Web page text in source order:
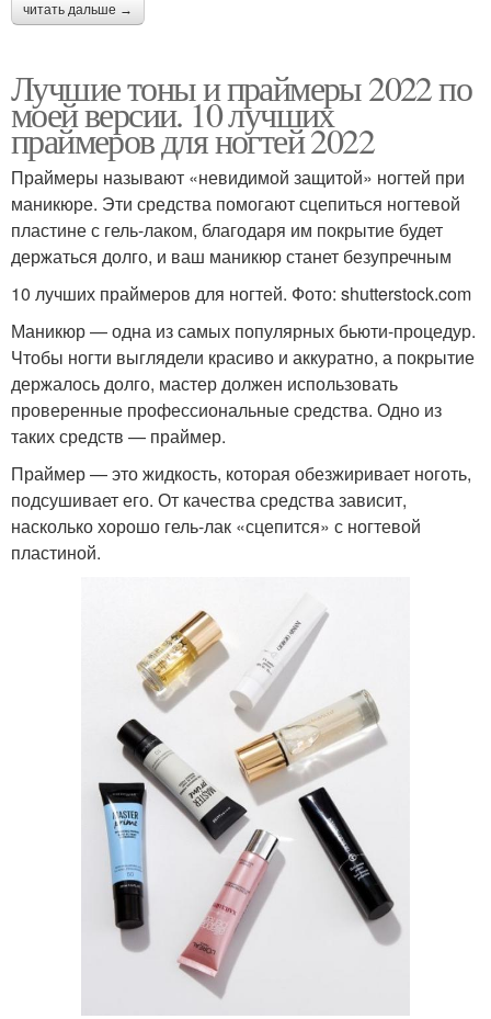
читать дальше →
Лучшие тоны и праймеры 2022 по
моей версии. 10 лучших
праймеров для ногтей 2022
Праймеры называют «невидимой защитой» ногтей при
маникюре. Эти средства помогают сцепиться ногтевой
пластине с гель-лаком, благодаря им покрытие будет
держаться долго, и ваш маникюр станет безупречным
10 лучших праймеров для ногтей. Фото: shutterstock.com
Маникюр — одна из самых популярных бьюти-процедур.
Чтобы ногти выглядели красиво и аккуратно, а покрытие
держалось долго, мастер должен использовать
проверенные профессиональные средства. Одно из
таких средств — праймер.
Праймер — это жидкость, которая обезжиривает ноготь,
подсушивает его. От качества средства зависит,
насколько хорошо гель-лак «сцепится» с ногтевой
пластиной.